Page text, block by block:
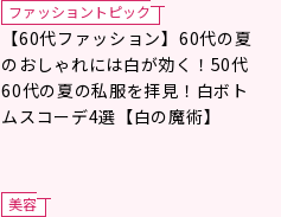
ファッショントピック
【60代ファッション】60代の夏
のおしゃれには白が効く！50代
60代の夏の私服を拝見！白ボト
ムスコーデ4選【白の魔術】
美容